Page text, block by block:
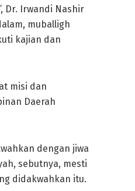
Dr. Irwandi Nashir
muballigh
kajian dan
misi dan
Daerah
dengan jiwa
sebutnya, mesti
didakwahkan itu.